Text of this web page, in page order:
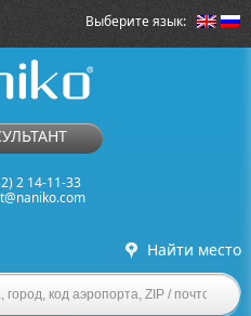
Выберите язык:
2 14-11-33
Найти место